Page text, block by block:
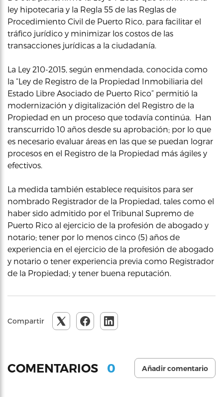
ley hipotecaria y la Regla 55 de las Reglas de
Procedimiento Civil de Puerto Rico, para facilitar el
tráfico jurídico y minimizar los costos de las
transacciones jurídicas a la ciudadanía.
La Ley 210-2015, según enmendada, conocida como
la “Ley de Registro de la Propiedad Inmobiliaria del
Estado Libre Asociado de Puerto Rico” permitió la
modernización y digitalización del Registro de la
Propiedad en un proceso que todavía continúa. Han
transcurrido 10 años desde su aprobación; por lo que
es necesario evaluar áreas en las que se puedan lograr
procesos en el Registro de la Propiedad más ágiles y
efectivos.
La medida también establece requisitos para ser
nombrado Registrador de la Propiedad, tales como el
haber sido admitido por el Tribunal Supremo de
Puerto Rico al ejercicio de la profesión de abogado y
notario; tener por lo menos cinco (5) años de
experiencia en el ejercicio de la profesión de abogado
y notario o tener experiencia previa como Registrador
de la Propiedad; y tener buena reputación.
Compartir
COMENTARIOS 0 Añadir comentario